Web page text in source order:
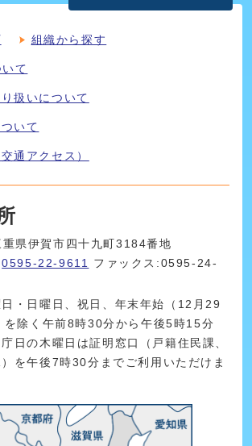
組織から探す
て
扱いについて
いて
通アクセス）
県伊賀市四十九町3184番地
0595-22-9611
ファックス:0595-24-
・日曜日、祝日、年末年始（12月29
を除く午前8時30分から午後5時15分
日の木曜日は証明窓口（戸籍住民課、
を午後7時30分までご利用いただけま